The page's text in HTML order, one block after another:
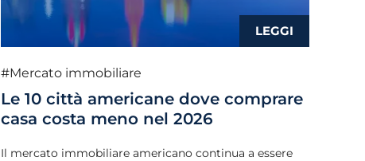
#Mercato immobiliare
Le 10 città americane dove comprare
casa costa meno nel 2026
Il mercato immobiliare americano continua a essere